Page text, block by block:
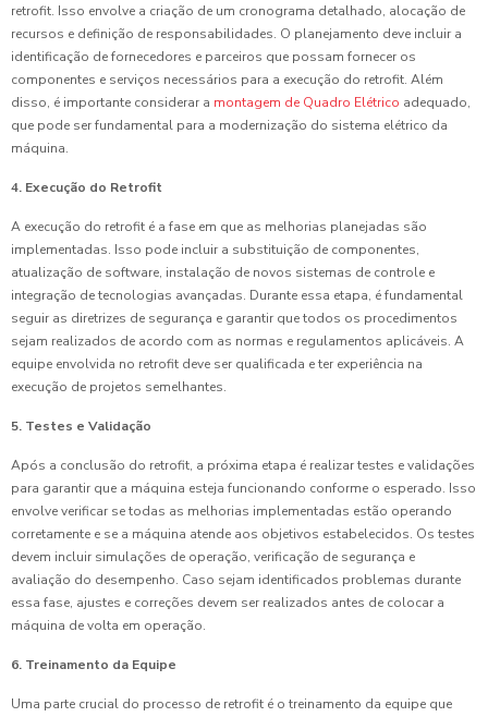
retrofit. Isso envolve a criação de um cronograma detalhado, alocação de
recursos e definição de responsabilidades. O planejamento deve incluir a
identificação de fornecedores e parceiros que possam fornecer os
componentes e serviços necessários para a execução do retrofit. Além
disso, é importante considerar a montagem de Quadro Elétrico adequado,
que pode ser fundamental para a modernização do sistema elétrico da
máquina.
4. Execução do Retrofit
A execução do retrofit é a fase em que as melhorias planejadas são
implementadas. Isso pode incluir a substituição de componentes,
atualização de software, instalação de novos sistemas de controle e
integração de tecnologias avançadas. Durante essa etapa, é fundamental
seguir as diretrizes de segurança e garantir que todos os procedimentos
sejam realizados de acordo com as normas e regulamentos aplicáveis. A
equipe envolvida no retrofit deve ser qualificada e ter experiência na
execução de projetos semelhantes.
5. Testes e Validação
Após a conclusão do retrofit, a próxima etapa é realizar testes e validações
para garantir que a máquina esteja funcionando conforme o esperado. Isso
envolve verificar se todas as melhorias implementadas estão operando
corretamente e se a máquina atende aos objetivos estabelecidos. Os testes
devem incluir simulações de operação, verificação de segurança e
avaliação do desempenho. Caso sejam identificados problemas durante
essa fase, ajustes e correções devem ser realizados antes de colocar a
máquina de volta em operação.
6. Treinamento da Equipe
Uma parte crucial do processo de retrofit é o treinamento da equipe que